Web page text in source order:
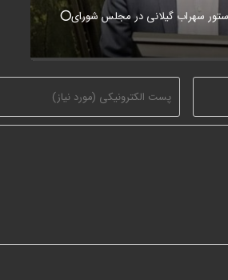
⭕️فیلم| نطق مهم میان دستور سهراب گیلانی در مجلس شورای